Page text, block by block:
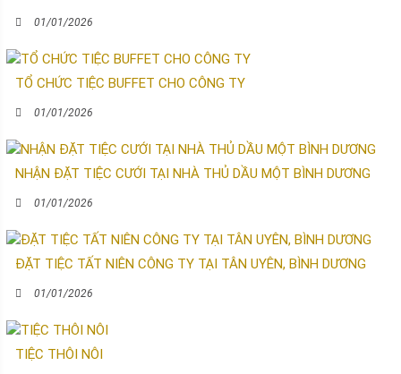
01/01/2026
TỔ CHỨC TIỆC BUFFET CHO CÔNG TY
01/01/2026
NHẬN ĐẶT TIỆC CƯỚI TẠI NHÀ THỦ DẦU MỘT BÌNH DƯƠNG
01/01/2026
ĐẶT TIỆC TẤT NIÊN CÔNG TY TẠI TÂN UYÊN, BÌNH DƯƠNG
01/01/2026
TIỆC THÔI NÔI